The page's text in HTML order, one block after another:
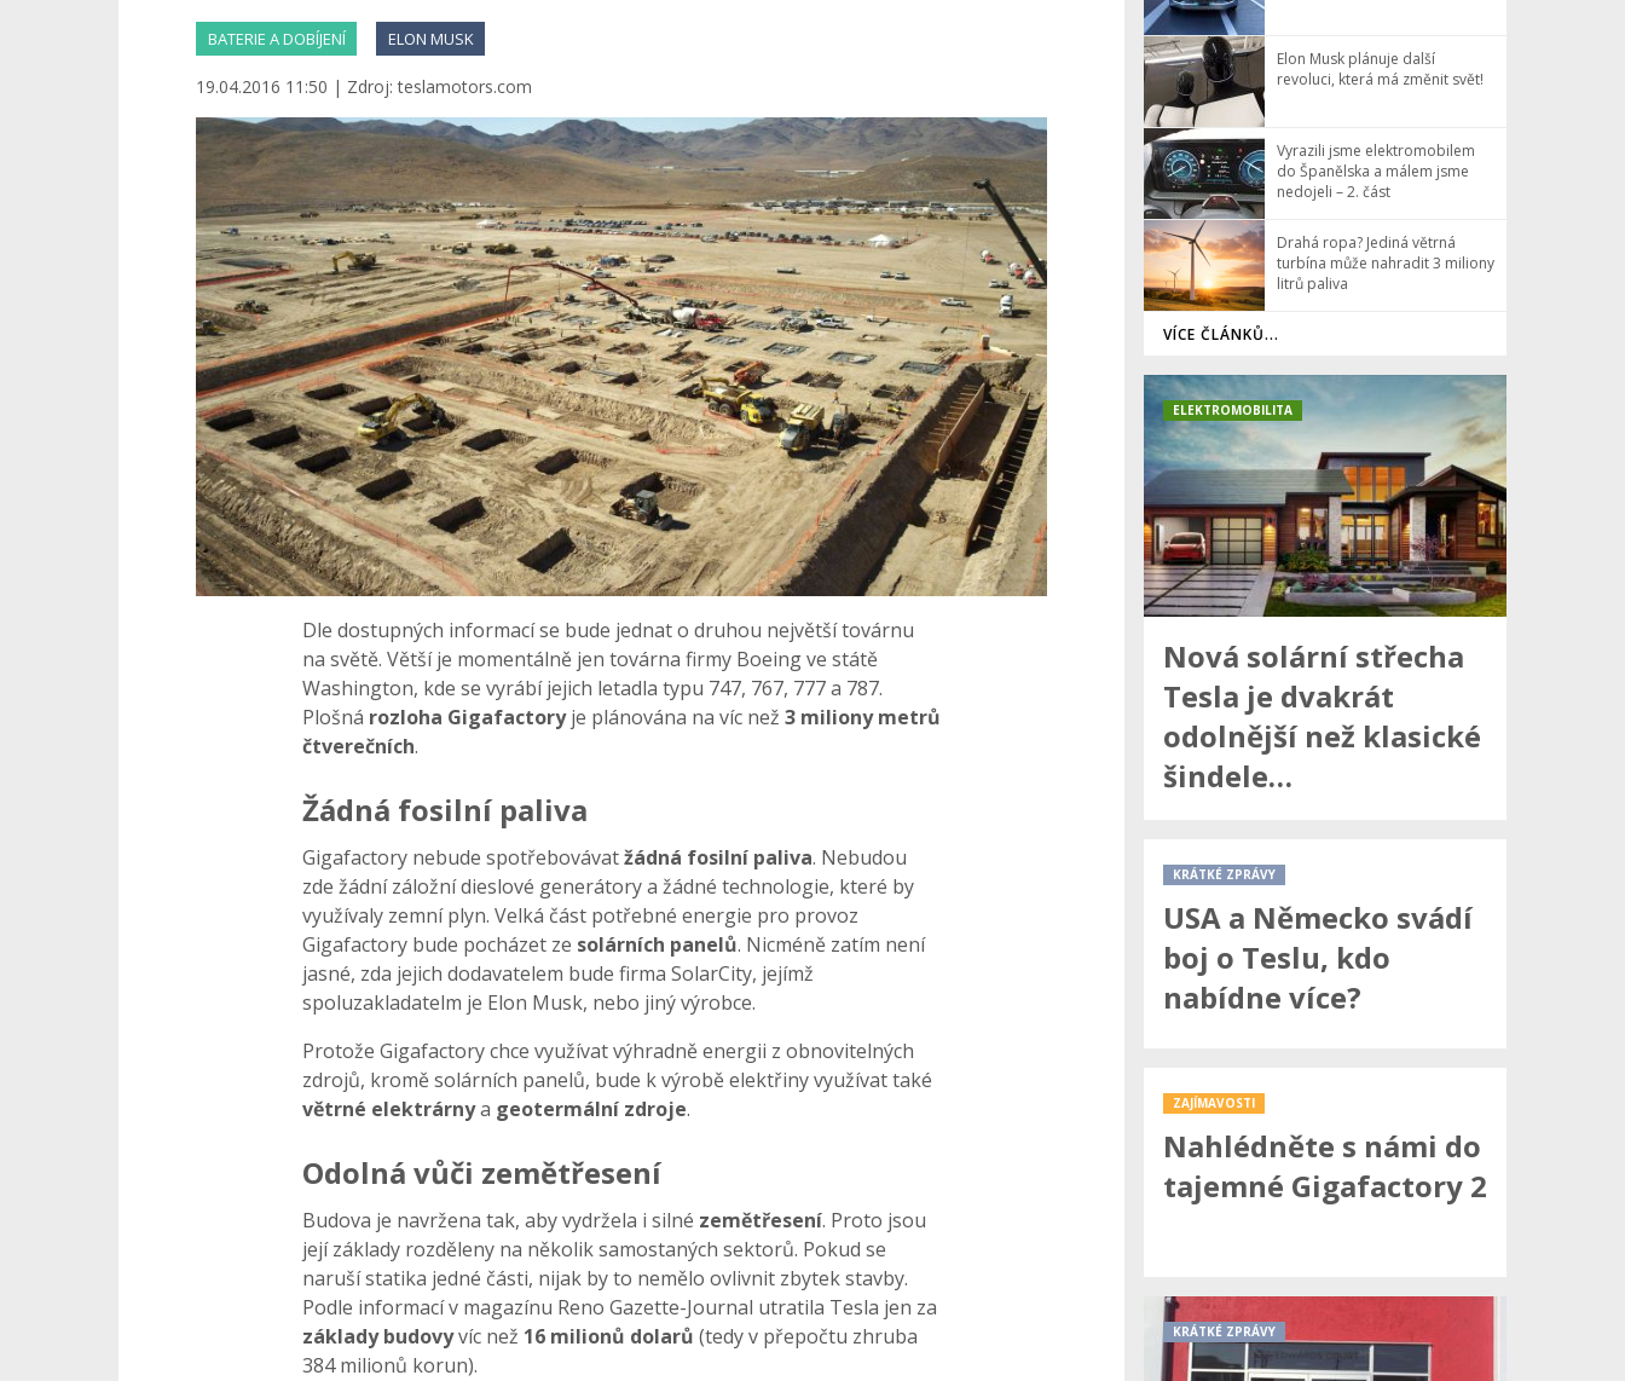
BATERIE A DOBÍJENÍ ELON MUSK
19.04.2016 11:50 | Zdroj: teslamotors.com
Dle dostupných informací se bude jednat o druhou největší továrnu
na světě. Větší je momentálně jen továrna firmy Boeing ve státě
Washington, kde se vyrábí jejich letadla typu 747, 767, 777 a 787.
Plošná rozloha Gigafactoryje plánována na víc než 3 miliony metrů
čtverečních.
Žádná fosilní paliva
Gigafactory nebude spotřebovávatžádná fosilní paliva. Nebudou
zde žádní záložní dieslové generátory a žádné technologie, které by
využívaly zemní plyn. Velká část potřebné energie pro provoz
Gigafactory bude pocházet ze solárních panelů. Nicméně zatím není
jasné, zda jejich dodavatelem bude firma SolarCity, jejímž
spoluzakladatelm je Elon Musk, nebo jiný výrobce.
Protože Gigafactory chce využívat výhradně energii z obnovitelných
zdrojů, kromě solárních panelů, bude k výrobě elektřiny využívat také
větrné elektrárnya geotermální zdroje.
Odolná vůči zemětřesení
Budova je navržena tak, aby vydržela i silné zemětřesení. Proto jsou
její základy rozděleny na několik samostaných sektorů. Pokud se
naruší statika jedné části, nijak by to nemělo ovlivnit zbytek stavby.
Podle informací v magazínu Reno Gazette-Journal utratila Tesla jen za
základy budovyvíc než 16 milionů dolarů (tedy v přepočtu zhruba
384 milionů korun).
Elon Musk plánuje další
revoluci, která má změnit svět!
Vyrazili jsme elektromobilem
do Španělska a málem jsme
nedojeli – 2. část
Drahá ropa? Jediná větrná
turbína může nahradit 3 miliony
litrů paliva
VÍCE ČLÁNKŮ...
Nová solární střecha
Tesla je dvakrát
odolnější než klasické
šindele…
ELEKTROMOBILITA
USA a Německo svádí
boj o Teslu, kdo
nabídne více?
KRÁTKÉ ZPRÁVY
Nahlédněte s námi do
tajemné Gigafactory 2
ZAJÍMAVOSTI
KRÁTKÉ ZPRÁVY